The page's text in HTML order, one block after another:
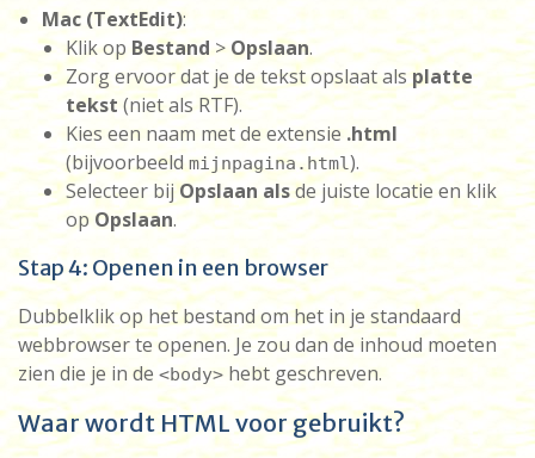
Mac (TextEdit):
Klik op Bestand> Opslaan.
Zorg ervoor dat je de tekst opslaat alsplatte
tekst (niet als RTF).
Kies een naam met de extensie .html
(bijvoorbeeldmijnpagina.html).
Selecteer bijOpslaan alsde juiste locatie en klik
op Opslaan.
Stap 4: Openen in een browser
Dubbelklik op het bestand om het in je standaard
webbrowser te openen. Je zou dan de inhoud moeten
zien die je in de <body> hebt geschreven.
Waar wordt HTML voor gebruikt?